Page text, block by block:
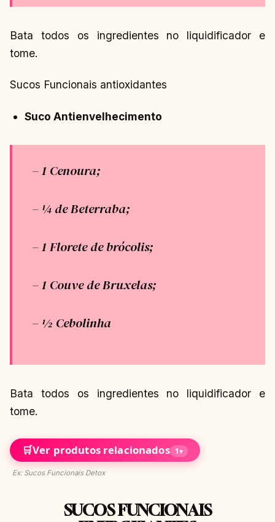
Bata todos os ingredientes no liquidificador e
tome.
Sucos Funcionais antioxidantes
Suco Antienvelhecimento
– 1 Cenoura;
– ¼ de Beterraba;
– 1 Florete de brócolis;
– 1 Couve de Bruxelas;
– ½ Cebolinha
Bata todos os ingredientes no liquidificador e
tome.
🛒Ver produtos relacionados 1▾
Ex: Sucos Funcionais Detox
SUCOS FUNCIONAIS